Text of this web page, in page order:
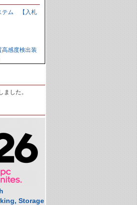
テム 【入札
感度検出装
計算機シス
傷解析用ク
ド 【株式会
ました。
Storage